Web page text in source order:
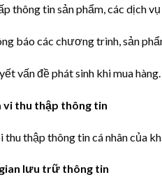
thông tin sản phẩm, các dịch
báo các chương trình, sản
vấn đề phát sinh khi mua hàng.
vi thu thập thông tin
thu thập thông tin cá nhân của
lưu trữ thông tin